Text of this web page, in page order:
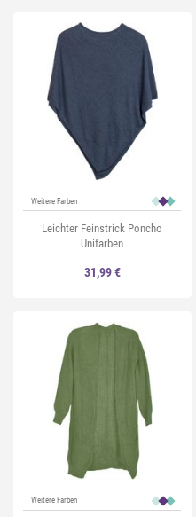
Weitere Farben
Leichter Feinstrick Poncho
Unifarben
31,99 €
Weitere Farben